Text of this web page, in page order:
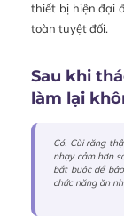
thiết bị hiện đại
toàn tuyệt đối.
Sau khi
làm lại
Có. Cùi răng
nhạy cảm hơn
bắt buộc để
chức năng ăn